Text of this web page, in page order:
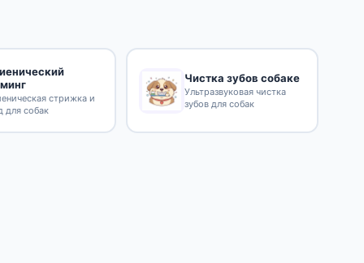
стрижка и
для собак
Чистка зубов собаке
Ультразвуковая чистка
зубов для собак